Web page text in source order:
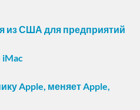
из США для предприятий
iMac
Apple, меняет Apple,